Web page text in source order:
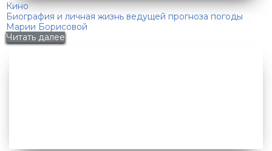
Кино
Биография и личная жизнь ведущей прогноза погоды
Марии Борисовой
Читать далее